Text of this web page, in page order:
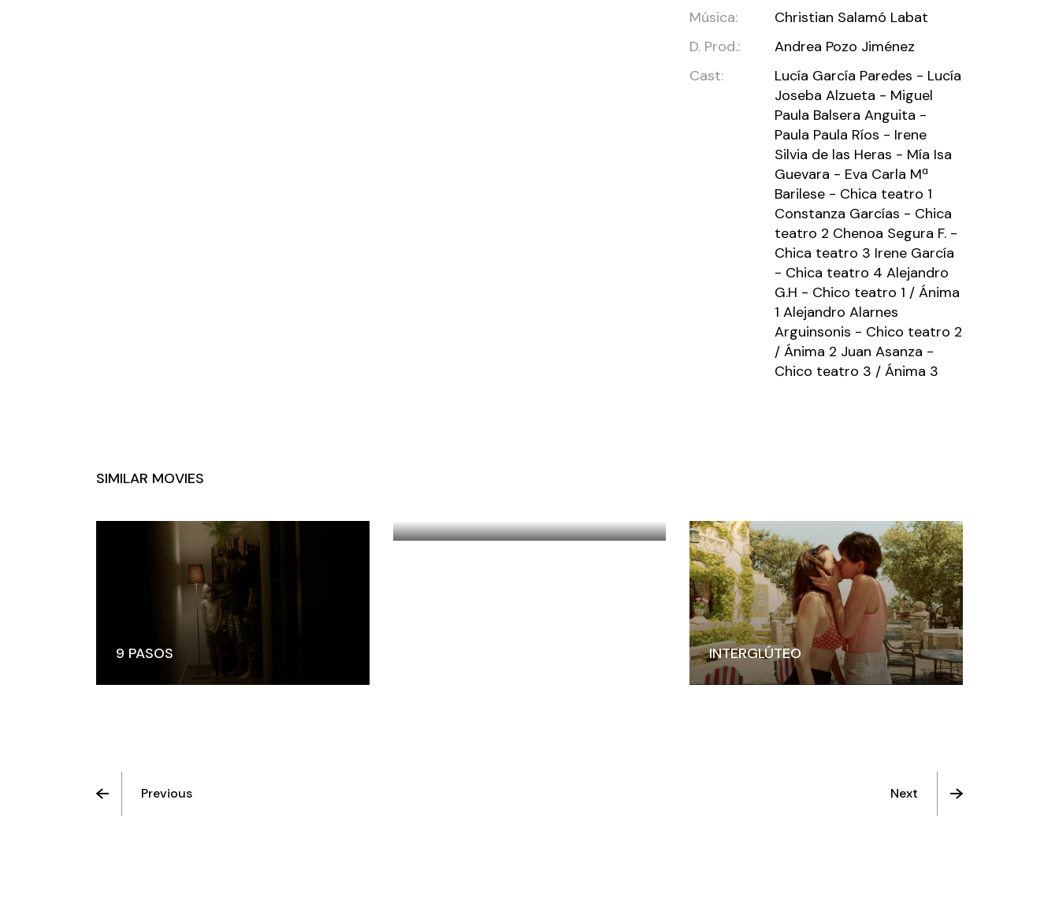
Música:
Christian Salamó Labat
D. Prod.:
Andrea Pozo Jiménez
Cast:
Lucía García Paredes - Lucía
Joseba Alzueta - Miguel
Paula Balsera Anguita -
Paula Paula Ríos - Irene
Silvia de las Heras - Mía Isa
Guevara - Eva Carla Mª
Barilese - Chica teatro 1
Constanza Garcías - Chica
teatro 2 Chenoa Segura F. -
Chica teatro 3 Irene García
- Chica teatro 4 Alejandro
G.H - Chico teatro 1 / Ánima
1 Alejandro Alarnes
Arguinsonis - Chico teatro 2
/ Ánima 2 Juan Asanza -
Chico teatro 3 / Ánima 3
SIMILAR MOVIES
9 PASOS INTERGLÚTEO
Previous Next